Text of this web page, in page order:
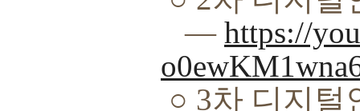
― https://
○ 3차 디지털